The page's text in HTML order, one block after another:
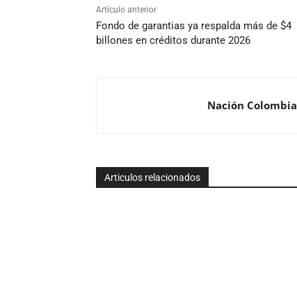
Artículo anterior
Fondo de garantias ya respalda más de $4
billones en créditos durante 2026
Nación Colombia
Articulos relacionados